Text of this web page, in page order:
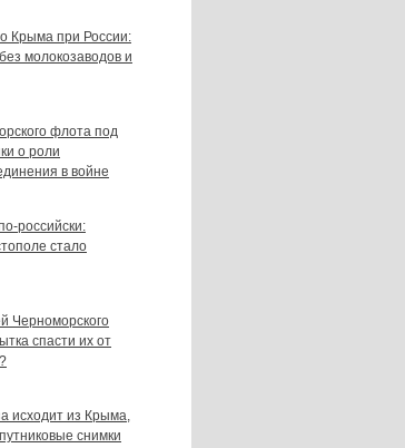
Крыма при России:
молокозаводов и
флота под
о роли
в войне
российски:
стало
Черноморского
спасти их от
исходит из Крыма,
снимки